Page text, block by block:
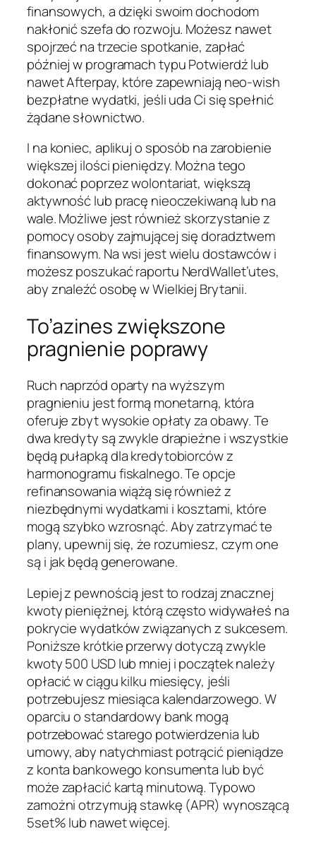
finansowych, a dzięki swoim dochodom
nakłonić szefa do rozwoju. Możesz nawet
spojrzeć na trzecie spotkanie, zapłać
później w programach typu Potwierdź lub
nawet Afterpay, które zapewniają neo-wish
bezpłatne wydatki, jeśli uda Ci się spełnić
żądane słownictwo.
I na koniec, aplikuj o sposób na zarobienie
większej ilości pieniędzy. Można tego
dokonać poprzez wolontariat, większą
aktywność lub pracę nieoczekiwaną lub na
wale. Możliwe jest również skorzystanie z
pomocy osoby zajmującej się doradztwem
finansowym. Na wsi jest wielu dostawców i
możesz poszukać raportu NerdWallet’utes,
aby znaleźć osobę w Wielkiej Brytanii.
To’azines zwiększone
pragnienie poprawy
Ruch naprzód oparty na wyższym
pragnieniu jest formą monetarną, która
oferuje zbyt wysokie opłaty za obawy. Te
dwa kredyty są zwykle drapieżne i wszystkie
będą pułapką dla kredytobiorców z
harmonogramu fiskalnego. Te opcje
refinansowania wiążą się również z
niezbędnymi wydatkami i kosztami, które
mogą szybko wzrosnąć. Aby zatrzymać te
plany, upewnij się, że rozumiesz, czym one
są i jak będą generowane.
Lepiej z pewnością jest to rodzaj znacznej
kwoty pieniężnej, którą często widywałeś na
pokrycie wydatków związanych z sukcesem.
Poniższe krótkie przerwy dotyczą zwykle
kwoty 500 USD lub mniej i początek należy
opłacić w ciągu kilku miesięcy, jeśli
potrzebujesz miesiąca kalendarzowego. W
oparciu o standardowy bank mogą
potrzebować starego potwierdzenia lub
umowy, aby natychmiast potrącić pieniądze
z konta bankowego konsumenta lub być
może zapłacić kartą minutową. Typowo
zamożni otrzymują stawkę (APR) wynoszącą
5set% lub nawet więcej.